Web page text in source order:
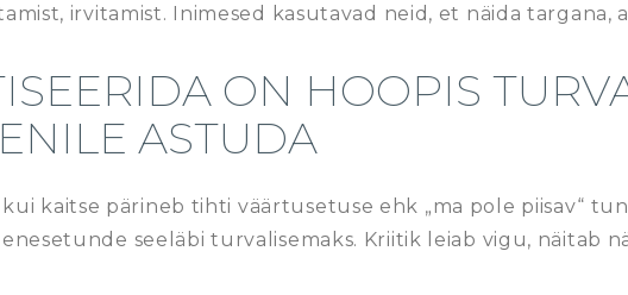
irvitamist. Inimesed kasutavad neid, et näida targana,
ON HOOPIS
ASTUDA
kui kaitse pärineb tihti väärtusetuse ehk „ma pole piisav“
seeläbi turvalisemaks. Kriitik leiab vigu, näitab